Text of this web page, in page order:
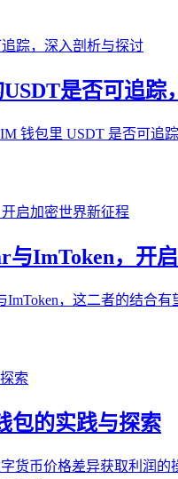
是否可追踪
钱包里 USDT 是否可
与ImToken，开
ImToken，这二者的结合
包的实践与探索
货币价格差异获取利润